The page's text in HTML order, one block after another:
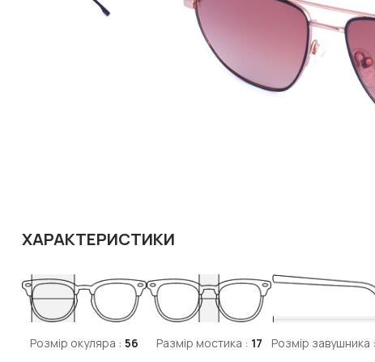
ХАРАКТЕРИСТИКИ
Розмір окуляра : 56 Размір мостика : 17 Розмір завушника :